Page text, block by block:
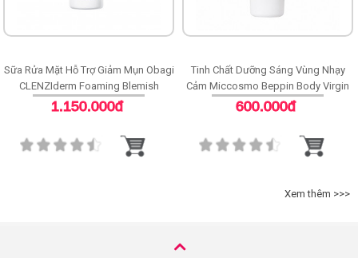
Sữa Rửa Mặt Hỗ Trợ Giảm Mụn Obagi
CLENZIderm Foaming Blemish
Cleanser
1.150.000đ
Tinh Chất Dưỡng Sáng Vùng Nhạy
Cảm Miccosmo Beppin Body Virgin
White Serum
600.000đ
Xem thêm >>>